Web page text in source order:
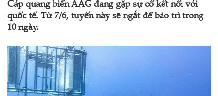
Cáp quang biển AAG đang gặp sự cố kết nối với
quốc tế. Từ 7/6, tuyến này sẽ ngắt để bảo trì trong
10 ngày.